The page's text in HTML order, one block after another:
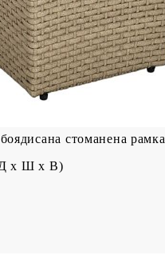
плот е идеална за
боядисана
години на употреба
го прави лесен за
на здравия плот на
стоманена
x Ш x В)